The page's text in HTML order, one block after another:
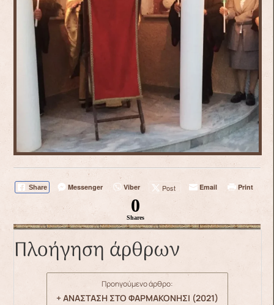
Share Messenger Viber Post Email Print
0
Shares
Πλοήγηση άρθρων
Προηγούμενο άρθρο:
+ ΑΝΑΣΤΑΣΗ ΣΤΟ ΦΑΡΜΑΚΟΝΗΣΙ (2021)